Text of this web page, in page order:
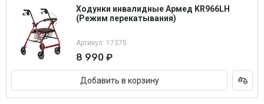
Ходунки инвалидные Армед KR966LH
(Режим перекатывания)
Артикул: 17375
8 990 ₽
Добавить в корзину